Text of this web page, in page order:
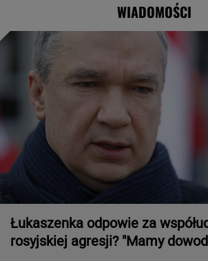
WIADOMOŚCI
Łukaszenka odpowie za
rosyjskiej agresji? "Mamy